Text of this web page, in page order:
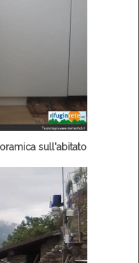
sull'abitato